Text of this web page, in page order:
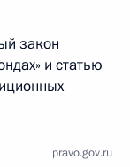
закон
и статью
pravo.gov.ru